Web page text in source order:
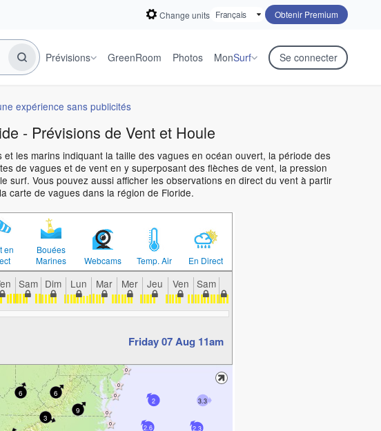
Change units Obtenir Premium
Prévisions GreenRoom Photos MonSurf Se connecter
expérience sans publicités
- Prévisions de Vent et Houle
les marins indiquant la taille des vagues en océan ouvert, la période des
de vagues et de vent en y superposant des flèches de vent, la pression
surf. Vous pouvez aussi afficher les observations en direct du vent à partir
carte de vagues dans la région de Floride.
en
Bouées
Marines
Webcams Temp. Air En Direct
Sam Dim Lun Mar Mer Jeu Ven Sam
Friday 07 Aug 11am
2
2.6
3.3
2.3
9
6 6
3